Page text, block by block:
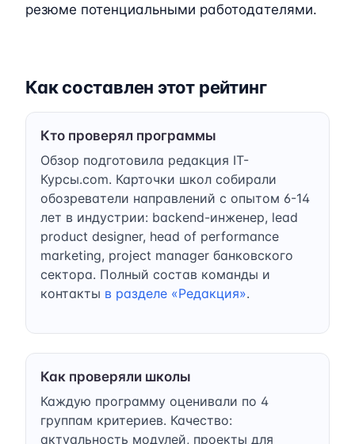
резюме потенциальными работодателями.
Как составлен этот рейтинг
Кто проверял программы
Обзор подготовила редакция IT-
Курсы.com. Карточки школ собирали
обозреватели направлений с опытом 6-14
лет в индустрии: backend-инженер, lead
product designer, head of performance
marketing, project manager банковского
сектора. Полный состав команды и
контакты в разделе «Редакция».
Как проверяли школы
Каждую программу оценивали по 4
группам критериев. Качество:
актуальность модулей, проекты для